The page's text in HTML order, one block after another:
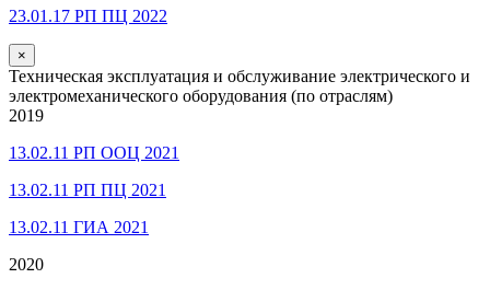
23.01.17 РП ПЦ 2022
×
Техническая эксплуатация и обслуживание электрического и
электромеханического оборудования (по отраслям)
2019
13.02.11 РП ООЦ 2021
13.02.11 РП ПЦ 2021
13.02.11 ГИА 2021
2020